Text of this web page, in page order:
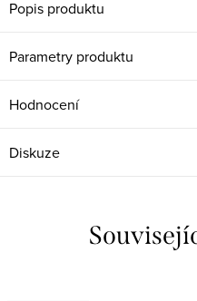
Popis produktu
Parametry produktu
Hodnocení
Diskuze